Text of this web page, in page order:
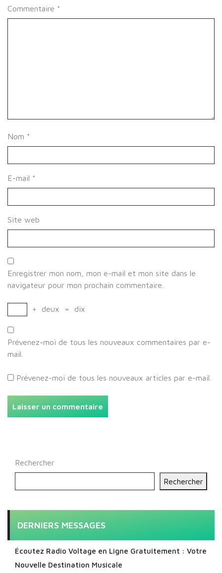
Commentaire *
Nom *
E-mail *
Site web
Enregistrer mon nom, mon e-mail et mon site dans le
navigateur pour mon prochain commentaire.
+ deux = dix
Prévenez-moi de tous les nouveaux commentaires par e-
mail.
Prévenez-moi de tous les nouveaux articles par e-mail.
Rechercher
Rechercher
DERNIERS MESSAGES
Écoutez Radio Voltage en Ligne Gratuitement : Votre
Nouvelle Destination Musicale